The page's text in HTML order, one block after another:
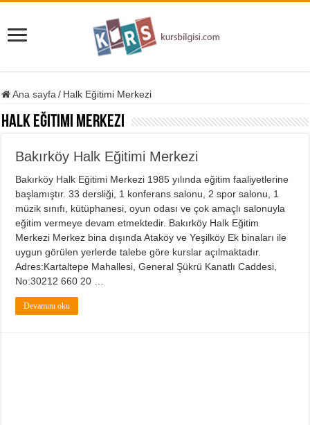
Ana sayfa / Halk Eğitimi Merkezi
Halk Eğitimi Merkezi
Bakırköy Halk Eğitimi Merkezi
Bakırköy Halk Eğitimi Merkezi 1985 yılında eğitim faaliyetlerine
başlamıştır. 33 dersliği, 1 konferans salonu, 2 spor salonu, 1
müzik sınıfı, kütüphanesi, oyun odası ve çok amaçlı salonuyla
eğitim vermeye devam etmektedir. Bakırköy Halk Eğitim
Merkezi Merkez bina dışında Ataköy ve Yeşilköy Ek binaları ile
uygun görülen yerlerde talebe göre kurslar açılmaktadır.
Adres:Kartaltepe Mahallesi, General Şükrü Kanatlı Caddesi,
No:30212 660 20 …
Devamını oku